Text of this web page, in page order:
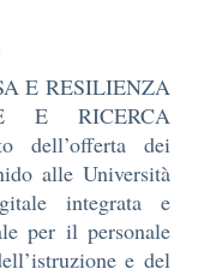
E RESILIENZA
E RICERCA
dell’offerta dei
alle Università
integrata e
per il personale
e del